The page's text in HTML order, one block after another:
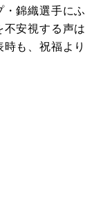
錦織選手にふ
不安視する声は
も、祝福より